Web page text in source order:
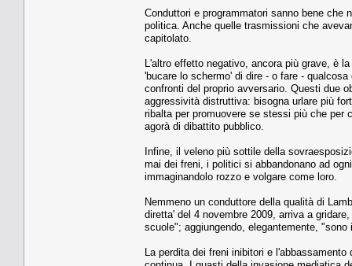
Conduttori e programmatori sanno bene
politica. Anche quelle trasmissioni che
capitolato.
L'altro effetto negativo, ancora più grave, è
'bucare lo schermo' di dire - o fare -
confronti del proprio avversario. Questi due
aggressività distruttiva: bisogna urlare più
ribalta per promuovere se stessi più che per
agorà di dibattito pubblico.
Infine, il veleno più sottile della
mai dei freni, i politici si abbandonano ad
immaginandolo rozzo e volgare come loro.
Nemmeno un conduttore della qualità di
diretta' del 4 novembre 2009, arriva a
scuole"; aggiungendo, elegantemente,
La perdita dei freni inibitori e